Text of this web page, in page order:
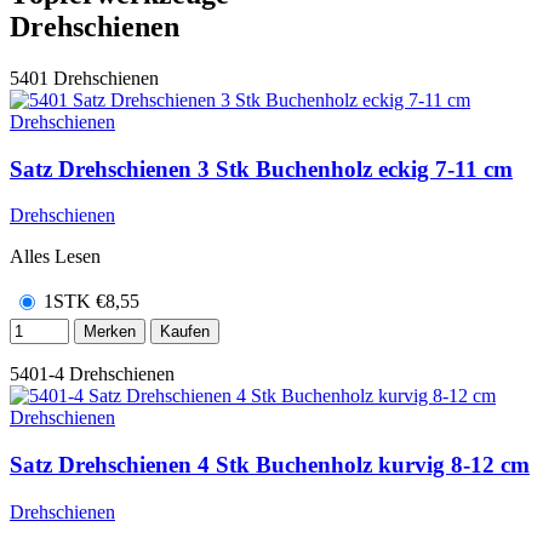
Drehschienen
5401 Drehschienen
Satz Drehschienen 3 Stk Buchenholz eckig 7-11 cm
Drehschienen
Alles Lesen
1STK €8,55
Merken Kaufen
5401-4 Drehschienen
Satz Drehschienen 4 Stk Buchenholz kurvig 8-12 cm
Drehschienen